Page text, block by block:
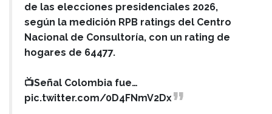
de las elecciones presidenciales 2026,
según la medición RPB ratings del Centro
Nacional de Consultoría, con un rating de
hogares de 64477.
📺Señal Colombia fue…
pic.twitter.com/0D4FNmV2Dx